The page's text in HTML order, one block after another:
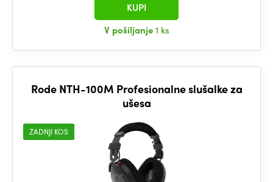
V pošiljanje1 ks
KUPI
Rode NTH-100M Profesionalne slušalke za
ušesa
ZADNJI KOS